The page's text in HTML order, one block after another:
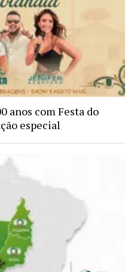
anos com Festa do
especial